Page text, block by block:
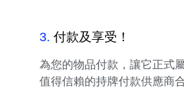
3. 付款及享受！
為您的物品付款，讓它正式
值得信賴的持牌付款供應商